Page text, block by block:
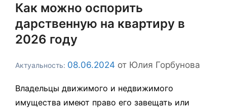
Как можно оспорить
дарственную на квартиру в
2026 году
08.06.2024 от Юлия Горбунова
Владельцы движимого и недвижимого
имущества имеют право его завещать или